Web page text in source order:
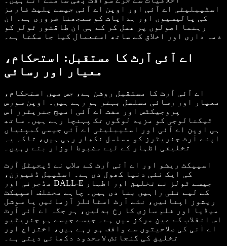
اسٹیبلیٹی اے آئی اور اوپن اے آئی جیسے پلیٹ فارمز
کی پالیسیوں اور ہدایات کو سمجھنا ضروری ہے۔ ان
رہنما اصولوں پر عمل کر کے ہی ان طاقتور ٹولز کو
ذمہ داری اور اخلاق کے ساتھ استعمال کیا جا سکتا ہے۔
اے آئی آرٹ کا مستقبل: استحکام،
معیار اور رسائی
اے آئی آرٹ کا مستقبل روشن ہے، جس میں استحکام،
معیار اور رسائی مسلسل بہتر ہو رہے ہیں۔ اوپن سورس
پروجیکٹس اور مفت اے آئی امیج جنریٹرز اس
ٹیکنالوجی کو مزید لوگوں تک پہنچا رہے ہیں۔ ساتھ
ہی اوپن اے آئی اور اسٹیبلیٹی اے آئی جیسی کمپنیاں
اپنے آرٹ جنریٹرز کو مسلسل نکھار رہی ہیں، تاکہ یہ
تخلیقی اظہار کے لیے مضبوط اوزار بنے رہیں۔
اسپیکٹ ریشو اور اے آئی آرٹ کے ملاپ نے ڈیجیٹل آرٹ
کی ایک نئی دنیا کھول دی ہے۔ اسٹیبل ڈفیوزن،
مڈجرنی اور DALL-E جیسے ٹولز نے تخلیق اور اظہار
کے لیے نئی راہیں بنا دی ہیں۔ چاہے مختلف اسپیکٹ
ریشوز اپنائیں، نئے آرٹ اسٹائلز آزمائیں یا سوشل
میڈیا اور فلم سازی کا رخ بدلیں، ہر جگہ اے آئی آرٹ
اس انقلاب کے عین مرکز میں ہے۔ جیسے جیسے ہم جنریٹیو
اے آئی کی صلاحیتوں سے واقف ہو رہے ہیں، اختراع اور
تخلیق کی گنجائش لامحدود دکھائی دیتی ہے۔